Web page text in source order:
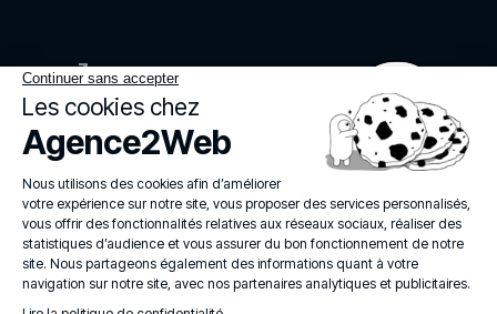
LinkedIn
Instagram
agence2web© 2026
Politique de confidentialité
Mentions légales
Politique IA